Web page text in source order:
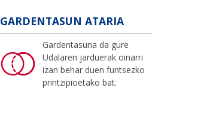
GARDENTASUN ATARIA
Gardentasuna da gure
Udalaren jarduerak oinarri
izan behar duen funtsezko
printzipioetako bat.